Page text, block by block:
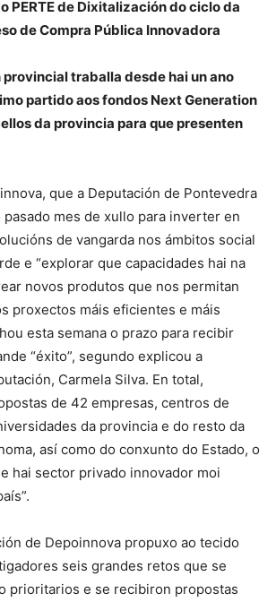
PERTE de Dixitalización do ciclo da
de Compra Pública Innovadora
traballa desde hai un ano
partido aos fondos Next Generation
da provincia para que presenten
que a Deputación de Pontevedra
pasado mes de xullo para inverter en
de vangarda nos ámbitos social
e “explorar que capacidades hai na
novos produtos que nos permitan
proxectos máis eficientes e máis
esta semana o prazo para recibir
“éxito”, segundo explicou a
Carmela Silva. En total,
de 42 empresas, centros de
da provincia e do resto da
así como do conxunto do Estado, o
hai sector privado innovador moi
de Depoinnova propuxo ao tecido
seis grandes retos que se
prioritarios e se recibiron propostas